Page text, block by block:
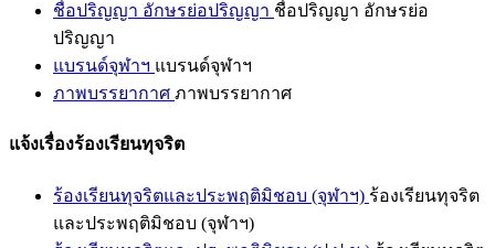
ชื่อปริญญา อักษรย่อปริญญา ชื่อปริญญา อักษรย่อ
ปริญญา
แบรนด์จุฬาฯ แบรนด์จุฬาฯ
ภาพบรรยากาศ ภาพบรรยากาศ
แจ้งเรื่องร้องเรียนทุจริต
ร้องเรียนทุจริตและประพฤติมิชอบ (จุฬาฯ) ร้องเรียนทุจริต
และประพฤติมิชอบ (จุฬาฯ)